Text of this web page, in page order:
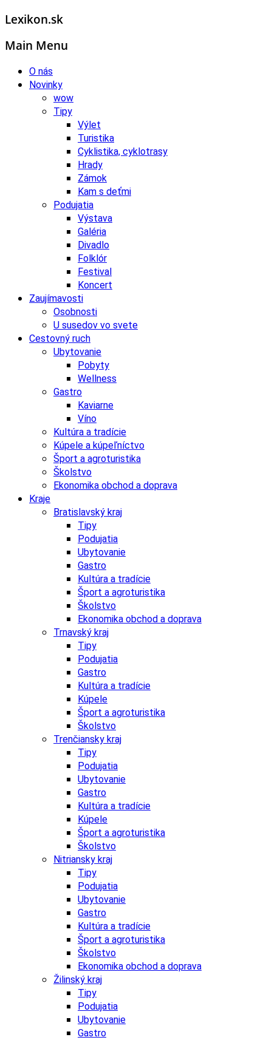
Lexikon.sk
Main Menu
O nás
Novinky
wow
Tipy
Výlet
Turistika
Cyklistika, cyklotrasy
Hrady
Zámok
Kam s deťmi
Podujatia
Výstava
Galéria
Divadlo
Folklór
Festival
Koncert
Zaujímavosti
Osobnosti
U susedov vo svete
Cestovný ruch
Ubytovanie
Pobyty
Wellness
Gastro
Kaviarne
Víno
Kultúra a tradície
Kúpele a kúpeľníctvo
Šport a agroturistika
Školstvo
Ekonomika obchod a doprava
Kraje
Bratislavský kraj
Tipy
Podujatia
Ubytovanie
Gastro
Kultúra a tradície
Šport a agroturistika
Školstvo
Ekonomika obchod a doprava
Trnavský kraj
Tipy
Podujatia
Gastro
Kultúra a tradície
Kúpele
Šport a agroturistika
Školstvo
Trenčiansky kraj
Tipy
Podujatia
Ubytovanie
Gastro
Kultúra a tradície
Kúpele
Šport a agroturistika
Školstvo
Nitriansky kraj
Tipy
Podujatia
Ubytovanie
Gastro
Kultúra a tradície
Šport a agroturistika
Školstvo
Ekonomika obchod a doprava
Žilinský kraj
Tipy
Podujatia
Ubytovanie
Gastro